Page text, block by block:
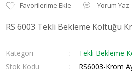
Yorum Yaz
RS 6003 Tekli Bekleme Koltuğu
Kategori
Tekli Bekleme
Stok Kodu
RS6003-Krom